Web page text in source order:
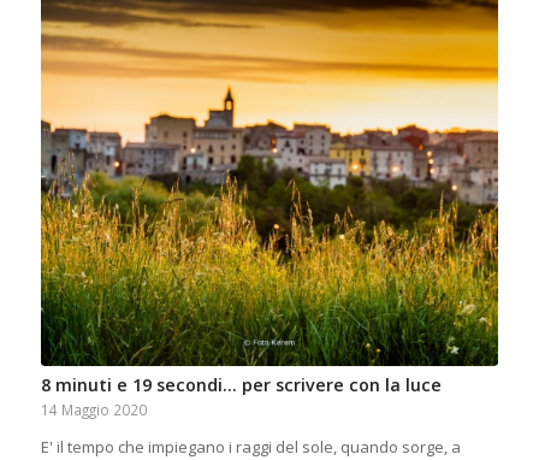
8 minuti e 19 secondi… per scrivere con la luce
14 Maggio 2020
E' il tempo che impiegano i raggi del sole, quando sorge, a